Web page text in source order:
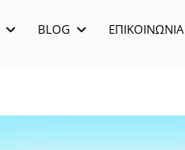
BLOG ΕΠΙΚΟΙΝΩΝΊΑ